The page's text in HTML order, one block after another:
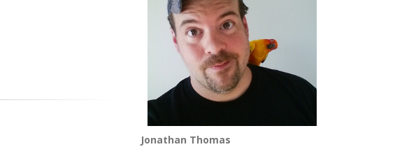
Jonathan Thomas